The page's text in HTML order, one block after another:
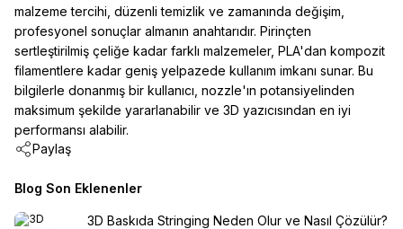
malzeme tercihi, düzenli temizlik ve zamanında değişim,
profesyonel sonuçlar almanın anahtarıdır. Pirinçten
sertleştirilmiş çeliğe kadar farklı malzemeler, PLA'dan kompozit
filamentlere kadar geniş yelpazede kullanım imkanı sunar. Bu
bilgilerle donanmış bir kullanıcı, nozzle'ın potansiyelinden
maksimum şekilde yararlanabilir ve 3D yazıcısından en iyi
performansı alabilir.
Paylaş
Blog Son Eklenenler
3D Baskıda Stringing Neden Olur ve Nasıl Çözülür?